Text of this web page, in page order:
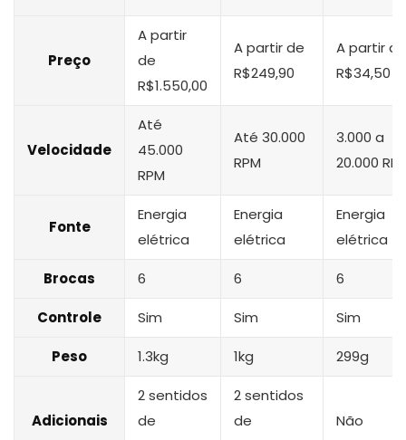
Preço
A partir
de
R$1.550,00
A partir de
R$249,90
A partir de
R$34,50
Velocidade
Até
45.000
RPM
Até 30.000
RPM
3.000 a
20.000
Fonte
Energia
elétrica
Energia
elétrica
Energia
elétrica
Brocas 6 6 6
Controle Sim Sim Sim
Peso 1.3kg 1kg 299g
Adicionais
2 sentidos
de
2 sentidos
de
Não